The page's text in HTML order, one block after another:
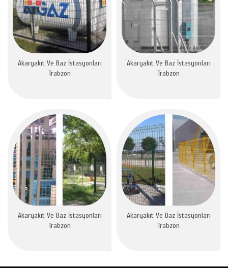
Akaryakıt Ve Baz İstasyonları
Trabzon
Akaryakıt Ve Baz İstasyonları
Trabzon
Akaryakıt Ve Baz İstasyonları
Trabzon
Akaryakıt Ve Baz İstasyonları
Trabzon